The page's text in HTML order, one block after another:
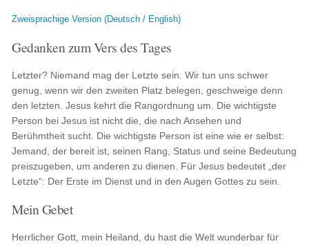
Zweisprachige Version (Deutsch / English)
Gedanken zum Vers des Tages
Letzter? Niemand mag der Letzte sein. Wir tun uns schwer
genug, wenn wir den zweiten Platz belegen, geschweige denn
den letzten. Jesus kehrt die Rangordnung um. Die wichtigste
Person bei Jesus ist nicht die, die nach Ansehen und
Berühmtheit sucht. Die wichtigste Person ist eine wie er selbst:
Jemand, der bereit ist, seinen Rang, Status und seine Bedeutung
preiszugeben, um anderen zu dienen. Für Jesus bedeutet „der
Letzte“: Der Erste im Dienst und in den Augen Gottes zu sein.
Mein Gebet
Herrlicher Gott, mein Heiland, du hast die Welt wunderbar für